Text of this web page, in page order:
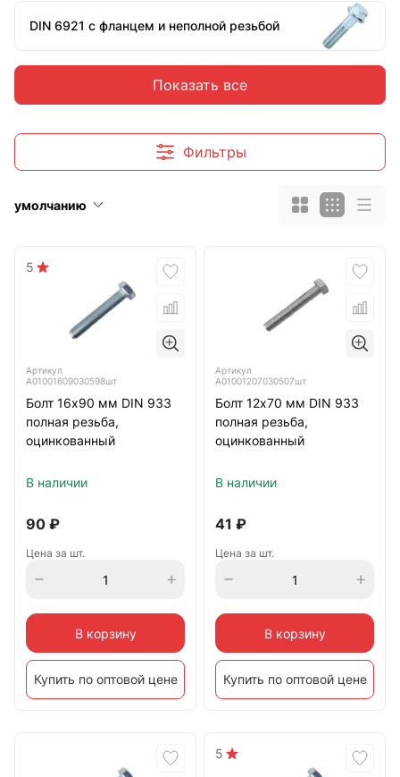
DIN 6921 с фланцем и неполной резьбой
DIN 931 шестигранные с неполной резьбой
ГОСТ 52644 ХЛ неполная резьба класс
DIN 933 шестигранные с полной резьбой
Откидные DIN 444B
Показать все
Фильтры
умолчанию
5
Артикул
А01001609030598шт
Болт 16х90 мм DIN 933
полная резьба,
оцинкованный
В наличии
90 ₽
Цена за шт.
В корзину
Купить по оптовой цене
Артикул
А01001207030507шт
Болт 12х70 мм DIN 933
полная резьба,
оцинкованный
В наличии
41 ₽
Цена за шт.
В корзину
Купить по оптовой цене
5